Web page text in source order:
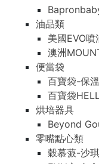
油品類
美國EVO噴
澳洲
便當袋
百寶袋-保
百寶袋
烘培器具
Beyond
零嘴點心類
穀慕蒎-沙